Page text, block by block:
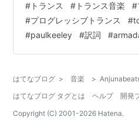
Tom Fall feat. Jwayden Such
obsession What I thought I
# トランス # トランス音楽 #
#プログレッシブトランス #
#paulkeeley #訳詞 #
はてなブログ > 音楽 >
はてなブログ タグとは
ヘルプ 開発
Copyright (C) 2001-2026 Hatena.